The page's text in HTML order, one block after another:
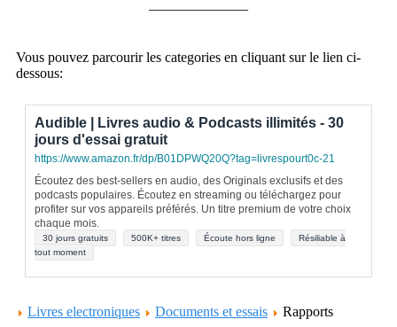
Vous pouvez parcourir les categories en cliquant sur le lien ci-
dessous:
Audible | Livres audio & Podcasts illimités - 30
jours d'essai gratuit
https://www.amazon.fr/dp/B01DPWQ20Q?tag=livrespourt0c-21
Écoutez des best-sellers en audio, des Originals exclusifs et des
podcasts populaires. Écoutez en streaming ou téléchargez pour
profiter sur vos appareils préférés. Un titre premium de votre choix
chaque mois.
30 jours gratuits 500K+ titres Écoute hors ligne
Résiliable à
tout moment
Livres electroniques Documents et essais Rapports